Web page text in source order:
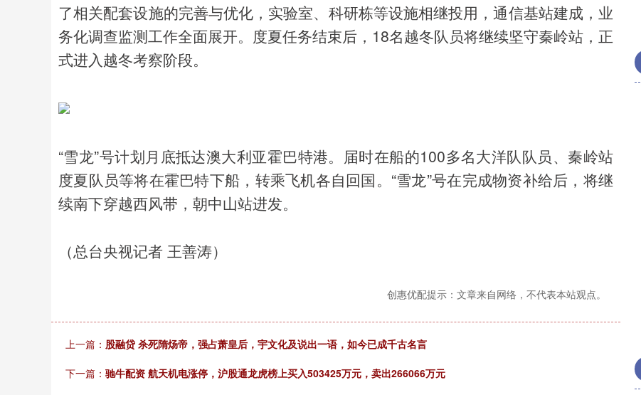
了相关配套设施的完善与优化，实验室、科研栋等设施相继投用，通信基站建成，业
务化调查监测工作全面展开。度夏任务结束后，18名越冬队员将继续坚守秦岭站，正
式进入越冬考察阶段。
“雪龙”号计划月底抵达澳大利亚霍巴特港。届时在船的100多名大洋队队员、秦岭站
度夏队员等将在霍巴特下船，转乘飞机各自回国。“雪龙”号在完成物资补给后，将继
续南下穿越西风带，朝中山站进发。
（总台央视记者 王善涛）
创惠优配提示：文章来自网络，不代表本站观点。
上一篇： 股融贷 杀死隋炀帝，强占萧皇后，宇文化及说出一语，如今已成千古名言
下一篇： 驰牛配资 航天机电涨停，沪股通龙虎榜上买入503425万元，卖出266066万元